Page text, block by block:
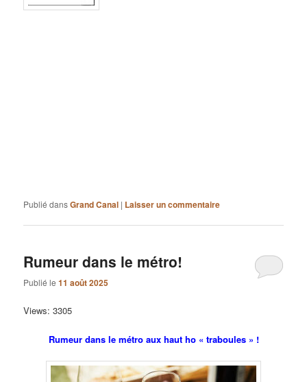
Publié dansGrand Canal | Laisser un commentaire
Rumeur dans le métro!
Publié le11 août 2025
Views: 3305
Rumeur dans le métro aux haut ho « traboules » !